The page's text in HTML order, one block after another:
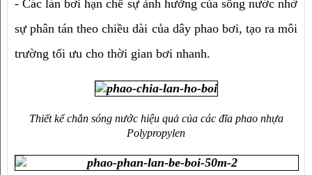
- Các làn bơi hạn chế sự ảnh hưởng của sống nước nhờ
sự phân tán theo chiều dài của dây phao bơi, tạo ra môi
trường tối ưu cho thời gian bơi nhanh.
Thiết kế chắn sóng nước hiệu quả của các đĩa phao nhựa
Polypropylen